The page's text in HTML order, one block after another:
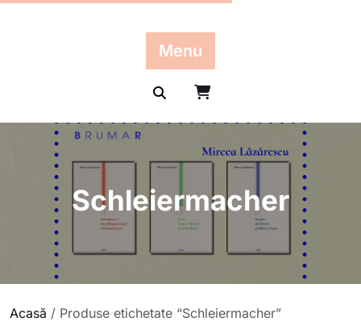
Menu
Schleiermacher
Acasă / Produse etichetate “Schleiermacher”